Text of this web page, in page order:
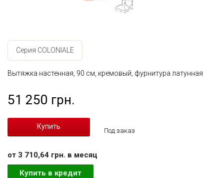
Серия COLONIALE
Вытяжка настенная, 90 см, кремовый, фурнитура латунная
51 250 грн.
Под заказ
от 3 710,64 грн. в месяц
Купить в кредит